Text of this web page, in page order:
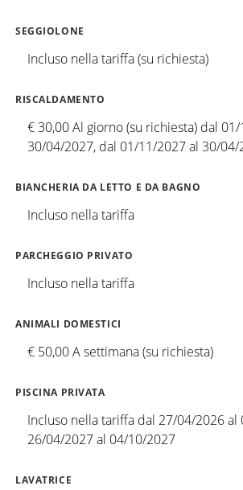
SEGGIOLONE
Incluso nella tariffa (su richiesta)
RISCALDAMENTO
€ 30,00 Al giorno (su richiesta) dal
30/04/2027, dal 01/11/2027 al 30/04/
BIANCHERIA DA LETTO E DA BAGNO
Incluso nella tariffa
PARCHEGGIO PRIVATO
Incluso nella tariffa
ANIMALI DOMESTICI
€ 50,00 A settimana (su richiesta)
PISCINA PRIVATA
Incluso nella tariffa dal 27/04/2026 al
26/04/2027 al 04/10/2027
LAVATRICE